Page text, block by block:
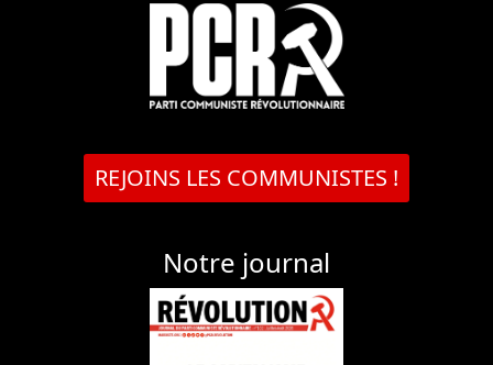
REJOINS LES COMMUNISTES !
Notre journal